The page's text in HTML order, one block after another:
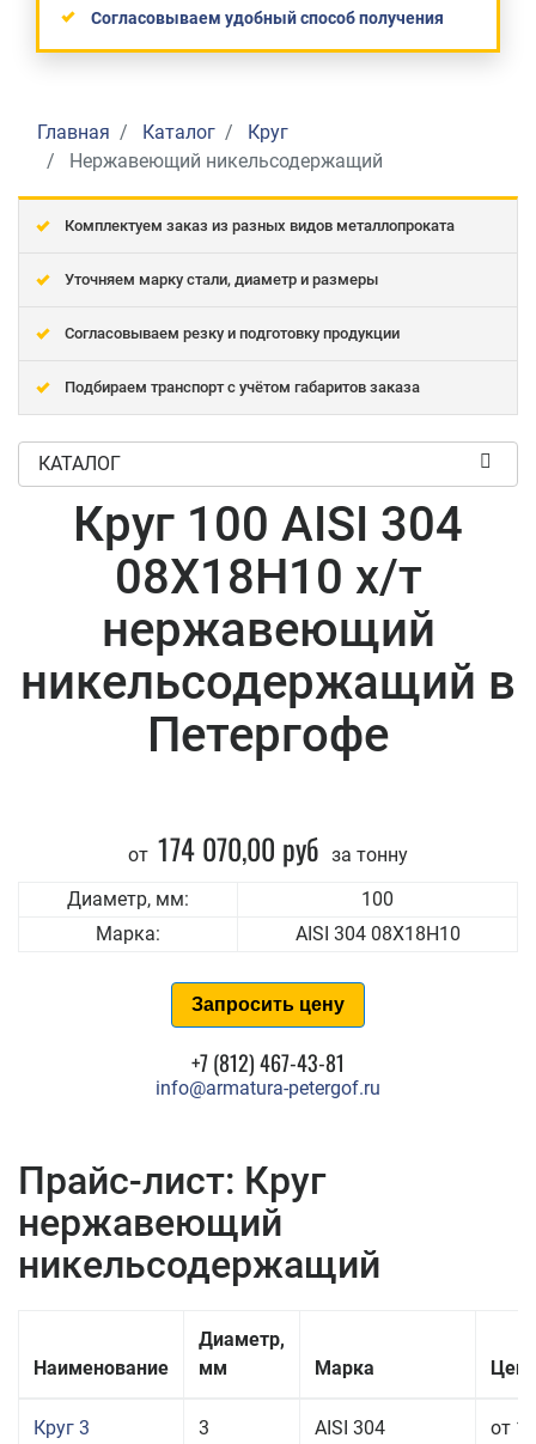
Согласовываем удобный способ получения
Главная Каталог
Круг
Нержавеющий никельсодержащий
Комплектуем заказ из разных видов металлопроката
Уточняем марку стали, диаметр и размеры
Согласовываем резку и подготовку продукции
Подбираем транспорт с учётом габаритов заказа
КАТАЛОГ
Круг 100 AISI 304
08Х18Н10 х/т
нержавеющий
никельсодержащий в
Петергофе
от 174 070,00 руб за тонну
Диаметр, мм:
100
Марка:
AISI 304 08Х18Н10
Запросить цену
+7 (812) 467-43-81
info@armatura-petergof.ru
Прайс-лист: Круг
нержавеющий
никельсодержащий
Наименование
Диаметр,
мм
Марка
Круг 3 3
AISI 304
от